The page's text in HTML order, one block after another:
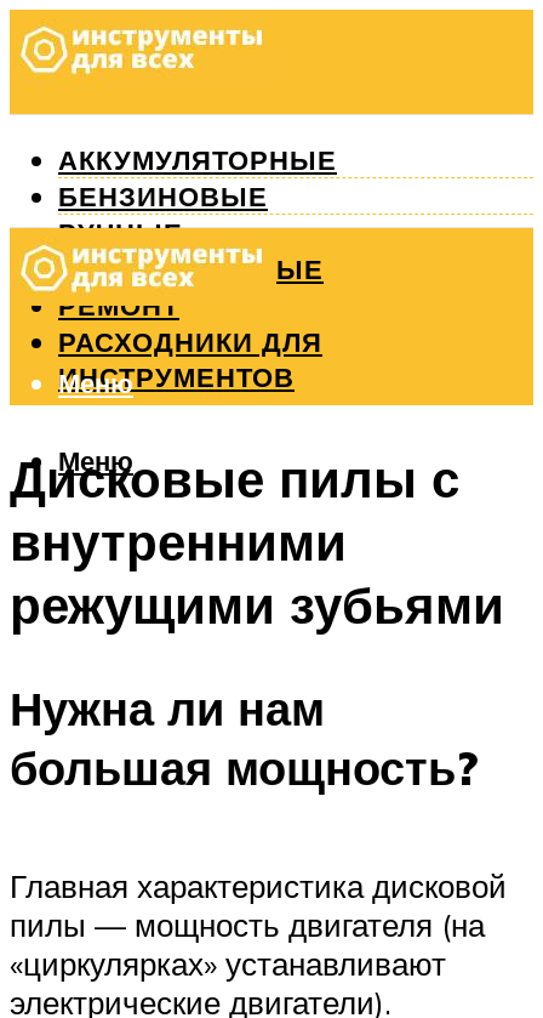
АККУМУЛЯТОРНЫЕ
БЕНЗИНОВЫЕ
РУЧНЫЕ
ИЗМЕРИТЕЛЬНЫЕ
РЕМОНТ
РАСХОДНИКИ ДЛЯ
ИНСТРУМЕНТОВ
Меню
Меню
Дисковые пилы с
внутренними
режущими зубьями
Нужна ли нам
большая мощность?
Главная характеристика дисковой
пилы — мощность двигателя (на
«циркулярках» устанавливают
электрические двигатели).